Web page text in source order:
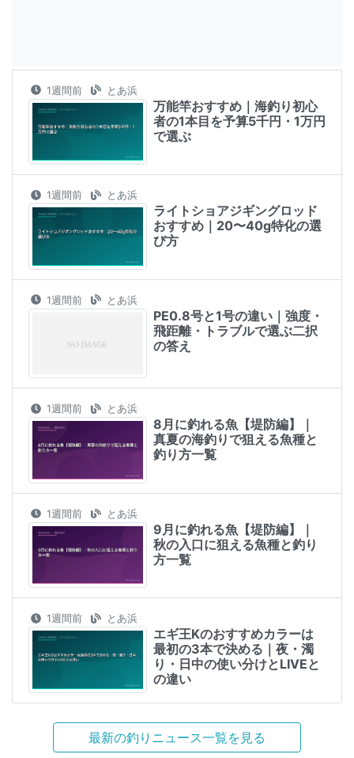
1週間前 とあ浜
万能竿おすすめ｜海釣り初心
者の1本目を予算5千円・1万円
で選ぶ
1週間前 とあ浜
ライトショアジギングロッド
おすすめ｜20〜40g特化の選
び方
1週間前 とあ浜
PE0.8号と1号の違い｜強度・
飛距離・トラブルで選ぶ二択
の答え
1週間前 とあ浜
8月に釣れる魚【堤防編】｜
真夏の海釣りで狙える魚種と
釣り方一覧
1週間前 とあ浜
9月に釣れる魚【堤防編】｜
秋の入口に狙える魚種と釣り
方一覧
1週間前 とあ浜
エギ王Kのおすすめカラーは
最初の3本で決める｜夜・濁
り・日中の使い分けとLIVEと
の違い
最新の釣りニュース一覧を見る